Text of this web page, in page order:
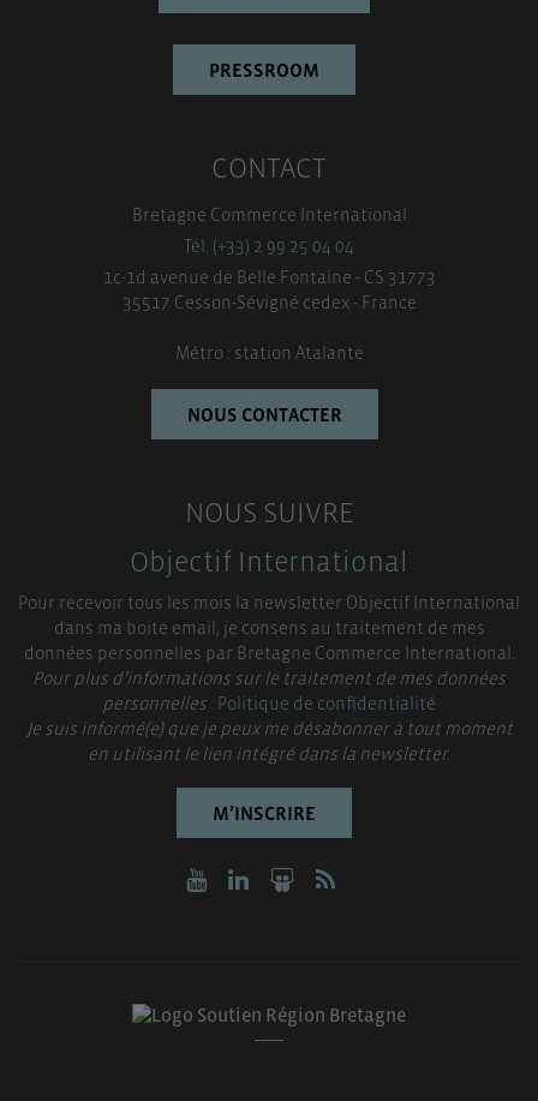
PRESSROOM
CONTACT
Bretagne Commerce International
Tél. (+33) 2 99 25 04 04
1c-1d avenue de Belle Fontaine - CS 31773
35517 Cesson-Sévigné cedex - France
Métro : station Atalante
NOUS CONTACTER
NOUS SUIVRE
Objectif International
Pour recevoir tous les mois la newsletter Objectif International
dans ma boite email, je consens au traitement de mes
données personnelles par Bretagne Commerce International.
Pour plus d’informations sur le traitement de mes données
personnelles :Politique de confidentialité
Je suis informé(e) que je peux me désabonner à tout moment
en utilisant le lien intégré dans la newsletter.
M’INSCRIRE